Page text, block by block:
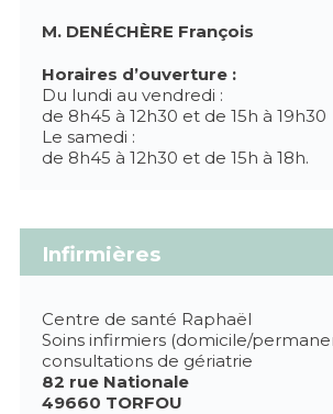
M. DENÉCHÈRE François
Horaires d’ouverture :
Du lundi au vendredi :
de 8h45 à 12h30 et de 15h à 19h30
Le samedi :
de 8h45 à 12h30 et de 15h à 18h.
Infirmières
Centre de santé Raphaël
Soins infirmiers (domicile/
consultations de gériatrie
82 rue Nationale
49660 TORFOU